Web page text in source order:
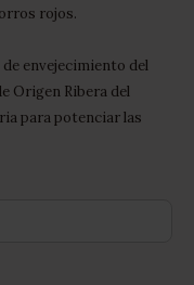
rojos.
envejecimiento del
Origen Ribera del
para potenciar las